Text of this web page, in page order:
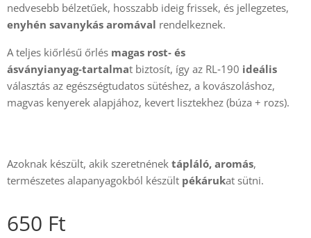
nedvesebb bélzetűek, hosszabb ideig frissek, és jellegzetes,
enyhén savanykás aromával rendelkeznek.
A teljes kiőrlésű őrlés magas rost‑ és
ásványianyag‑tartalmat biztosít, így az RL‑190 ideális
választás az egészségtudatos sütéshez, a kovászoláshoz,
magvas kenyerek alapjához, kevert lisztekhez (búza + rozs).
Azoknak készült, akik szeretnének tápláló, aromás,
természetes alapanyagokból készült pékárukat sütni.
650 Ft